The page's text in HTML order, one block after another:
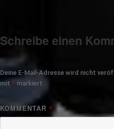
Schreibe einen
Deine E-Mail-Adresse wird nicht
mit * markiert
KOMMENTAR *